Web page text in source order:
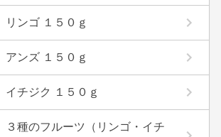
ンゴ １５０ｇ
ンズ １５０ｇ
チジク １５０ｇ
種のフルーツ（リンゴ・イチ